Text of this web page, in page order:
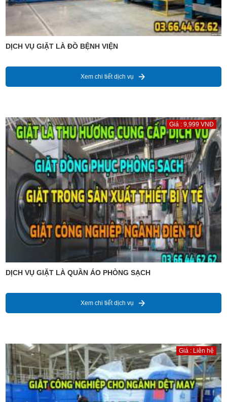
DỊCH VỤ GIẶT LÀ ĐỒ BỆNH VIỆN
Xem chi tiết dịch vụ
Giá : 9,999 VNĐ
DỊCH VỤ GIẶT LÀ QUẦN ÁO PHÒNG SẠCH
Xem chi tiết dịch vụ
Giá : Liên hệ